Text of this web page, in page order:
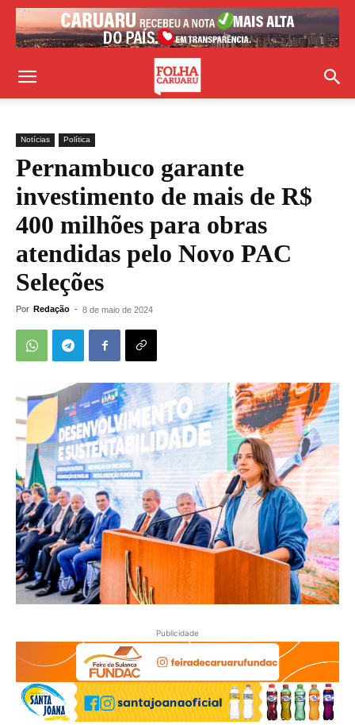
Notícias Política
Pernambuco garante
investimento de mais de R$
400 milhões para obras
atendidas pelo Novo PAC
Seleções
Por Redação - 8 de maio de 2024
Publicidade